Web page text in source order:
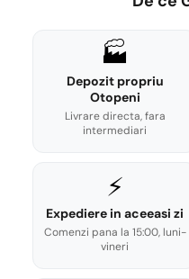
🏭
Depozit propriu
Otopeni
Livrare directa, fara
intermediari
⚡
Expediere in aceeasi zi
Comenzi pana la 15:00, luni-
vineri